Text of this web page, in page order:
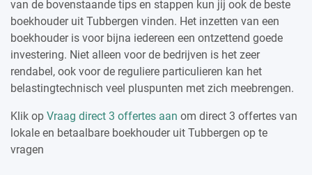
van de bovenstaande tips en stappen kun jij ook de beste
boekhouder uit Tubbergen vinden. Het inzetten van een
boekhouder is voor bijna iedereen een ontzettend goede
investering. Niet alleen voor de bedrijven is het zeer
rendabel, ook voor de reguliere particulieren kan het
belastingtechnisch veel pluspunten met zich meebrengen.
Klik op Vraag direct 3 offertes aan om direct 3 offertes van
lokale en betaalbare boekhouder uit Tubbergen op te
vragen